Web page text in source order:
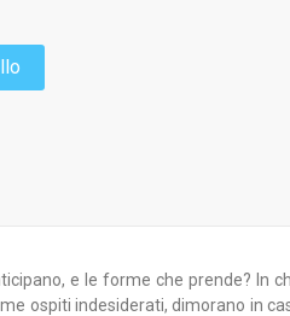
e le forme che prende? In
ospiti indesiderati, dimorano in